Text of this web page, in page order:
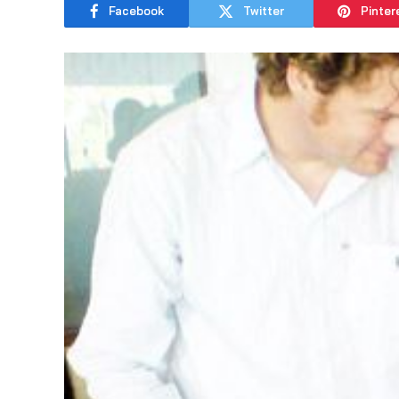
Facebook Twitter